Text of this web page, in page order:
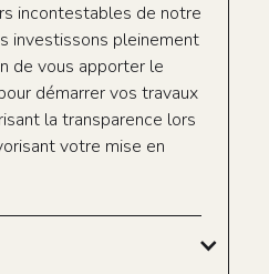
incontestables de notre
investissons pleinement
de vous apporter le
démarrer vos travaux
la transparence lors
votre mise en